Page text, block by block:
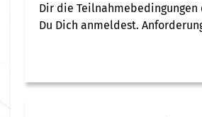
Dir die Teilnahmebedingungen
Du Dich anmeldest.